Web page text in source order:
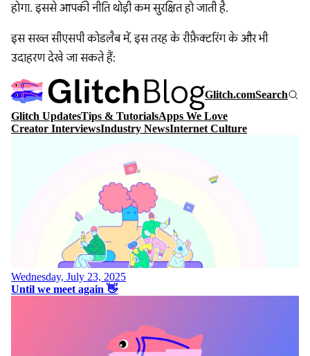
होगा. इससे आपकी नीति थोड़ी कम सुरक्षित हो जाती है.
इस सख्त सीएसपी कोडलैब में, इस तरह के रीफ़ैक्टरिंग के और भी
उदाहरण देखे जा सकते हैं: